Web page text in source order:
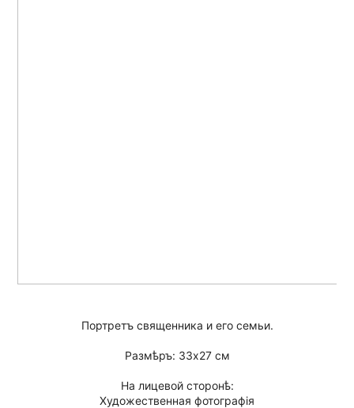
Портретъ священника и его семьи.
Размѣръ: 33х27 см
На лицевой сторонѣ:
Художественная фотографiя